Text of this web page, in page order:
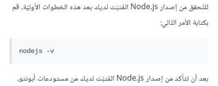
للتّحقق من إصدار Node.js المُثبّت لديك بعد هذه الخطوات الأوليّة، قم
بكتابة الأمر التّالي:
nodejs -v
بعد أن تتأكد من إصدار Node.js المُثبّت لديك من مستودعات أبونتو،